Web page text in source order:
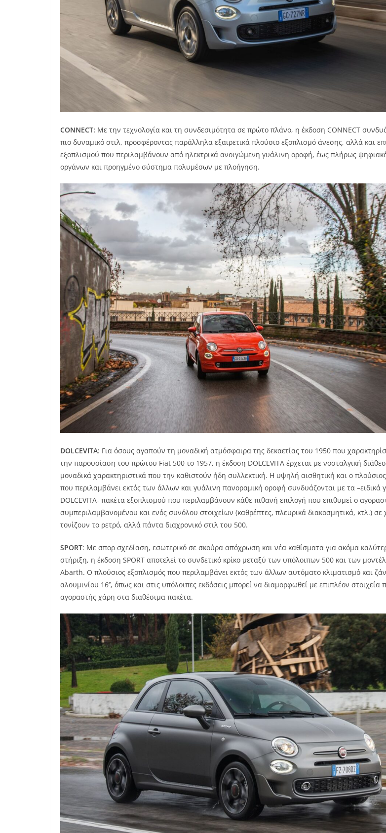
CONNECT: Με την τεχνολογία και τη συνδεσιμότητα σε πρώτο πλάνο, η έκδοση CONNECT
πιο δυναμικό στιλ, προσφέροντας παράλληλα εξαιρετικά πλούσιο εξοπλισμό άνεσης, αλλά και
εξοπλισμού που περιλαμβάνουν από ηλεκτρικά ανοιγώμενη γυάλινη οροφή, έως πλήρως
οργάνων και προηγμένο σύστημα πολυμέσων με πλοήγηση.
DOLCEVITA: Για όσους αγαπούν τη μοναδική ατμόσφαιρα της δεκαετίας του 1950 που
την παρουσίαση του πρώτου Fiat 500 το 1957, η έκδοση DOLCEVITA έρχεται με νοσταλγική
μοναδικά χαρακτηριστικά που την καθιστούν ήδη συλλεκτική. Η υψηλή αισθητική και ο
που περιλαμβάνει εκτός των άλλων και γυάλινη πανοραμική οροφή συνδυάζονται με τα –ειδικά
DOLCEVITA- πακέτα εξοπλισμού που περιλαμβάνουν κάθε πιθανή επιλογή που επιθυμεί ο
συμπεριλαμβανομένου και ενός συνόλου στοιχείων (καθρέπτες, πλευρικά διακοσμητικά, κτλ.)
τονίζουν το ρετρό, αλλά πάντα διαχρονικό στιλ του 500.
SPORT: Με σπορ σχεδίαση, εσωτερικό σε σκούρα απόχρωση και νέα καθίσματα για ακόμα
στήριξη, η έκδοση SPORT αποτελεί το συνδετικό κρίκο μεταξύ των υπόλοιπων 500 και των
Abarth. Ο πλούσιος εξοπλισμός που περιλαμβάνει εκτός των άλλων αυτόματο κλιματισμό και
αλουμινίου 16’’, όπως και στις υπόλοιπες εκδόσεις μπορεί να διαμορφωθεί με επιπλέον στοιχεία
αγοραστής χάρη στα διαθέσιμα πακέτα.